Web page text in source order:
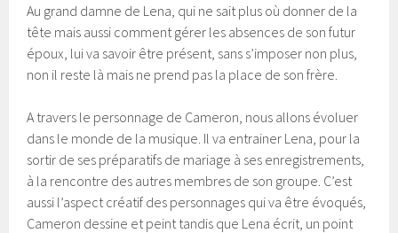
Au grand damne de Lena, qui ne sait plus où donner de la
tête mais aussi comment gérer les absences de son futur
époux, lui va savoir être présent, sans s’imposer non plus,
non il reste là mais ne prend pas la place de son frère.
A travers le personnage de Cameron, nous allons évoluer
dans le monde de la musique. Il va entrainer Lena, pour la
sortir de ses préparatifs de mariage à ses enregistrements,
à la rencontre des autres membres de son groupe. C’est
aussi l’aspect créatif des personnages qui va être évoqués,
Cameron dessine et peint tandis que Lena écrit, un point